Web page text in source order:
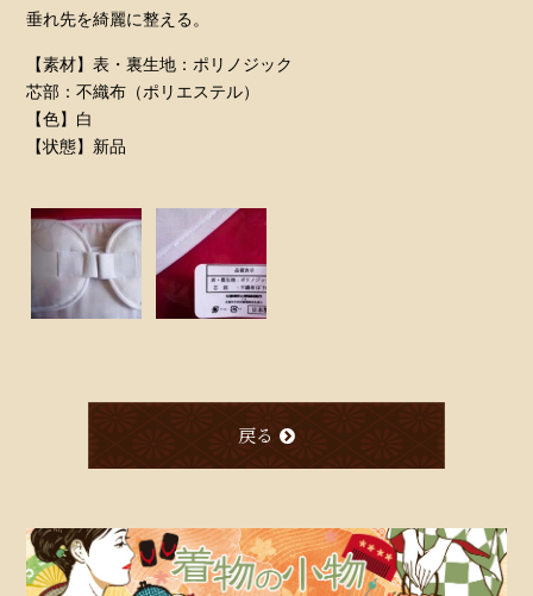
垂れ先を綺麗に整える。
【素材】表・裏生地：ポリノジック
芯部：不織布（ポリエステル）
【色】白
【状態】新品
戻る